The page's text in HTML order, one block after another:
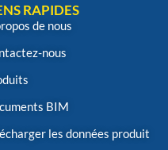
RAPIDES
de nous
nous
BIM
les données produit